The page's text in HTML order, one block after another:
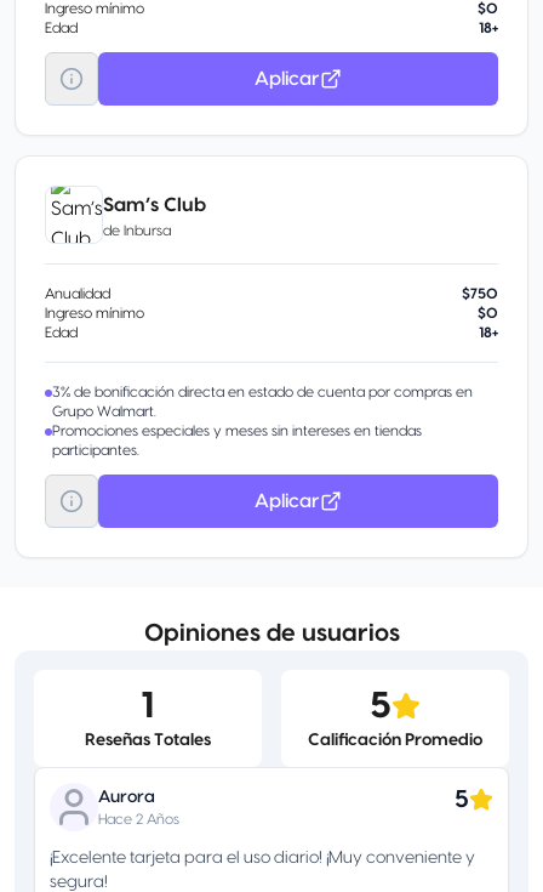
Ingreso mínimo
$0
Edad
18+
Aplicar
Sam’s Club
de Inbursa
Anualidad
$750
Ingreso mínimo
$0
Edad
18+
3% de bonificación directa en estado de cuenta por compras en
Grupo Walmart.
Promociones especiales y meses sin intereses en tiendas
participantes.
Aplicar
Opiniones de usuarios
1
Reseñas Totales
5
Calificación Promedio
Aurora
Hace 2 Años
5
¡Excelente tarjeta para el uso diario! ¡Muy conveniente y
segura!